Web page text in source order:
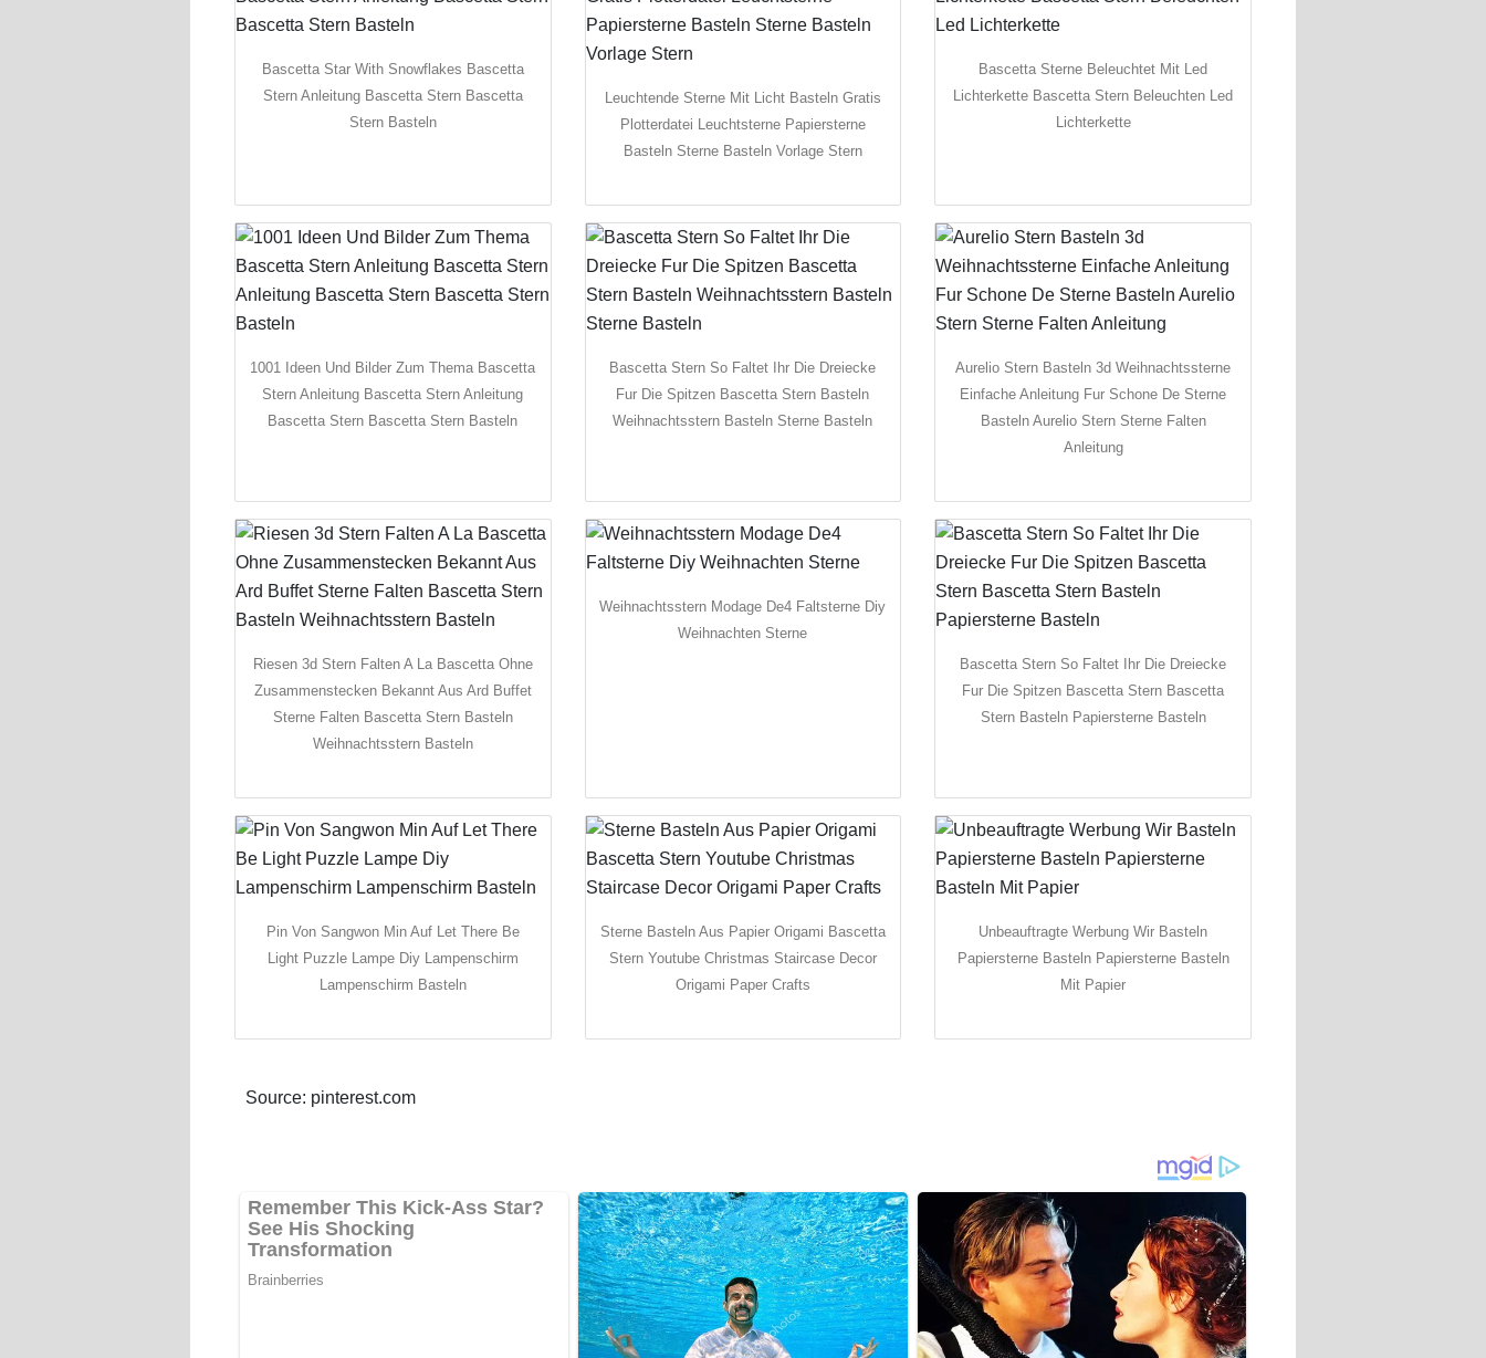
Bascetta Star With Snowflakes Bascetta
Stern Anleitung Bascetta Stern Bascetta
Stern Basteln
Leuchtende Sterne Mit Licht Basteln Gratis
Plotterdatei Leuchtsterne Papiersterne
Basteln Sterne Basteln Vorlage Stern
Bascetta Sterne Beleuchtet Mit Led
Lichterkette Bascetta Stern Beleuchten Led
Lichterkette
1001 Ideen Und Bilder Zum Thema Bascetta
Stern Anleitung Bascetta Stern Anleitung
Bascetta Stern Bascetta Stern Basteln
Bascetta Stern So Faltet Ihr Die Dreiecke
Fur Die Spitzen Bascetta Stern Basteln
Weihnachtsstern Basteln Sterne Basteln
Aurelio Stern Basteln 3d Weihnachtssterne
Einfache Anleitung Fur Schone De Sterne
Basteln Aurelio Stern Sterne Falten
Anleitung
Riesen 3d Stern Falten A La Bascetta Ohne
Zusammenstecken Bekannt Aus Ard Buffet
Sterne Falten Bascetta Stern Basteln
Weihnachtsstern Basteln
Weihnachtsstern Modage De4 Faltsterne Diy
Weihnachten Sterne
Bascetta Stern So Faltet Ihr Die Dreiecke
Fur Die Spitzen Bascetta Stern Bascetta
Stern Basteln Papiersterne Basteln
Pin Von Sangwon Min Auf Let There Be
Light Puzzle Lampe Diy Lampenschirm
Lampenschirm Basteln
Sterne Basteln Aus Papier Origami Bascetta
Stern Youtube Christmas Staircase Decor
Origami Paper Crafts
Unbeauftragte Werbung Wir Basteln
Papiersterne Basteln Papiersterne Basteln
Mit Papier
Source: pinterest.com